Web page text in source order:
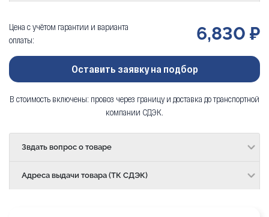
Цена с учётом гарантии и варианта
оплаты:
6,830 ₽
Оставить заявку на подбор
В стоимость включены: провоз через границу и доставка до транспортной
компании СДЭК.
Звдать вопрос о товаре
Адреса выдачи товара (ТК СДЭК)